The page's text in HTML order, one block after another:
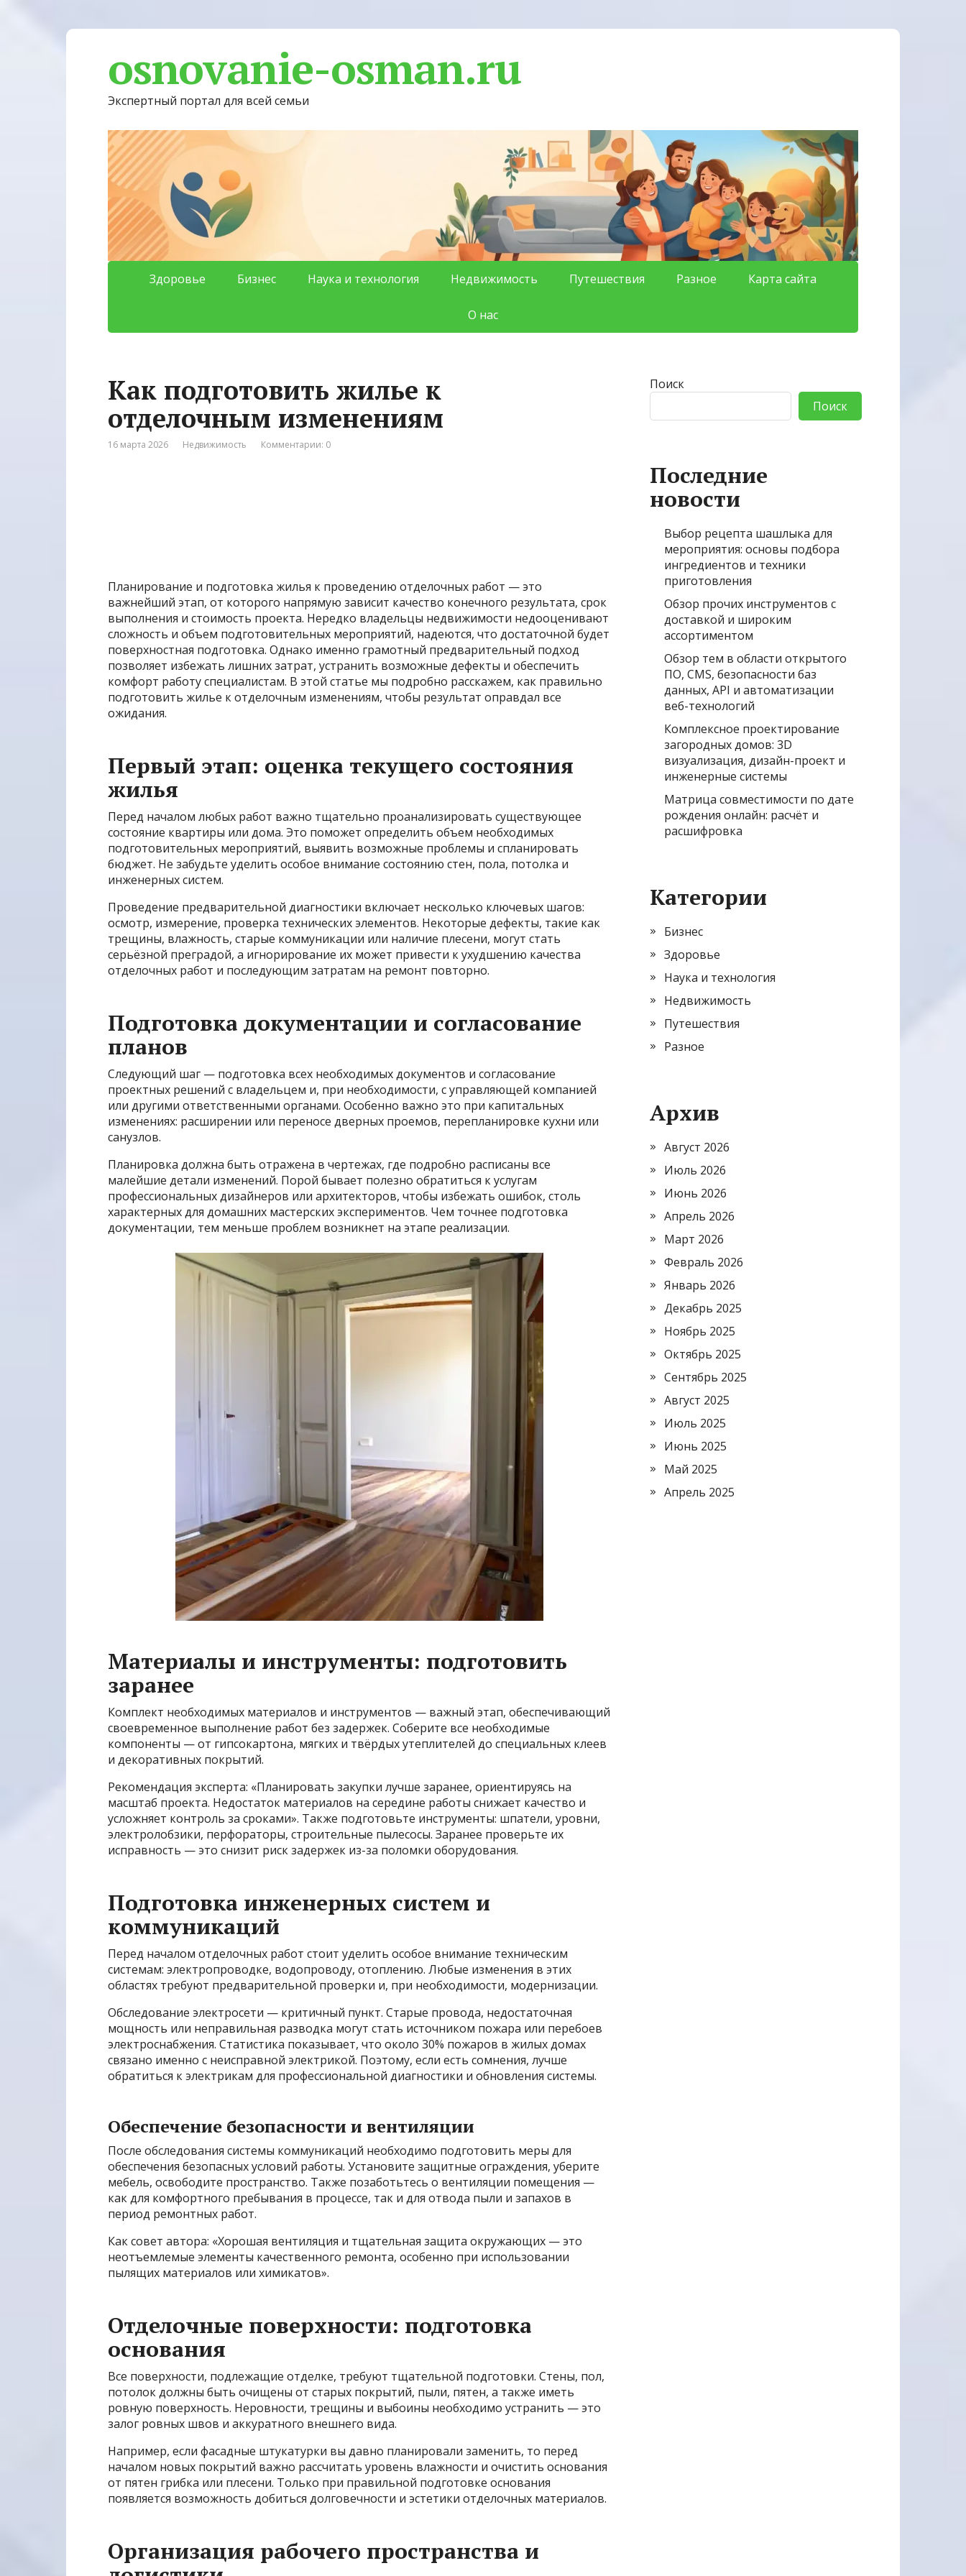
osnovanie-osman.ru
Экспертный портал для всей семьи
Здоровье Бизнес Наука и технология Недвижимость Путешествия Разное Карта сайта
О нас
Как подготовить жилье к
отделочным изменениям
16 марта 2026 Недвижимость Комментарии: 0
Планирование и подготовка жилья к проведению отделочных работ — это
важнейший этап, от которого напрямую зависит качество конечного результата, срок
выполнения и стоимость проекта. Нередко владельцы недвижимости недооценивают
сложность и объем подготовительных мероприятий, надеются, что достаточной будет
поверхностная подготовка. Однако именно грамотный предварительный подход
позволяет избежать лишних затрат, устранить возможные дефекты и обеспечить
комфорт работу специалистам. В этой статье мы подробно расскажем, как правильно
подготовить жилье к отделочным изменениям, чтобы результат оправдал все
ожидания.
Первый этап: оценка текущего состояния
жилья
Перед началом любых работ важно тщательно проанализировать существующее
состояние квартиры или дома. Это поможет определить объем необходимых
подготовительных мероприятий, выявить возможные проблемы и спланировать
бюджет. Не забудьте уделить особое внимание состоянию стен, пола, потолка и
инженерных систем.
Проведение предварительной диагностики включает несколько ключевых шагов:
осмотр, измерение, проверка технических элементов. Некоторые дефекты, такие как
трещины, влажность, старые коммуникации или наличие плесени, могут стать
серьёзной преградой, а игнорирование их может привести к ухудшению качества
отделочных работ и последующим затратам на ремонт повторно.
Подготовка документации и согласование
планов
Следующий шаг — подготовка всех необходимых документов и согласование
проектных решений с владельцем и, при необходимости, с управляющей компанией
или другими ответственными органами. Особенно важно это при капитальных
изменениях: расширении или переносе дверных проемов, перепланировке кухни или
санузлов.
Планировка должна быть отражена в чертежах, где подробно расписаны все
малейшие детали изменений. Порой бывает полезно обратиться к услугам
профессиональных дизайнеров или архитекторов, чтобы избежать ошибок, столь
характерных для домашних мастерских экспериментов. Чем точнее подготовка
документации, тем меньше проблем возникнет на этапе реализации.
Материалы и инструменты: подготовить
заранее
Комплект необходимых материалов и инструментов — важный этап, обеспечивающий
своевременное выполнение работ без задержек. Соберите все необходимые
компоненты — от гипсокартона, мягких и твёрдых утеплителей до специальных клеев
и декоративных покрытий.
Рекомендация эксперта: «Планировать закупки лучше заранее, ориентируясь на
масштаб проекта. Недостаток материалов на середине работы снижает качество и
усложняет контроль за сроками». Также подготовьте инструменты: шпатели, уровни,
электролобзики, перфораторы, строительные пылесосы. Заранее проверьте их
исправность — это снизит риск задержек из-за поломки оборудования.
Подготовка инженерных систем и
коммуникаций
Перед началом отделочных работ стоит уделить особое внимание техническим
системам: электропроводке, водопроводу, отоплению. Любые изменения в этих
областях требуют предварительной проверки и, при необходимости, модернизации.
Обследование электросети — критичный пункт. Старые провода, недостаточная
мощность или неправильная разводка могут стать источником пожара или перебоев
электроснабжения. Статистика показывает, что около 30% пожаров в жилых домах
связано именно с неисправной электрикой. Поэтому, если есть сомнения, лучше
обратиться к электрикам для профессиональной диагностики и обновления системы.
Обеспечение безопасности и вентиляции
После обследования системы коммуникаций необходимо подготовить меры для
обеспечения безопасных условий работы. Установите защитные ограждения, уберите
мебель, освободите пространство. Также позаботьтесь о вентиляции помещения —
как для комфортного пребывания в процессе, так и для отвода пыли и запахов в
период ремонтных работ.
Как совет авторa: «Хорошая вентиляция и тщательная защита окружающих — это
неотъемлемые элементы качественного ремонта, особенно при использовании
пылящих материалов или химикатов».
Отделочные поверхности: подготовка
основания
Все поверхности, подлежащие отделке, требуют тщательной подготовки. Стены, пол,
потолок должны быть очищены от старых покрытий, пыли, пятен, а также иметь
ровную поверхность. Неровности, трещины и выбоины необходимо устранить — это
залог ровных швов и аккуратного внешнего вида.
Например, если фасадные штукатурки вы давно планировали заменить, то перед
началом новых покрытий важно рассчитать уровень влажности и очистить основания
от пятен грибка или плесени. Только при правильной подготовке основания
появляется возможность добиться долговечности и эстетики отделочных материалов.
Организация рабочего пространства и
Поиск
Поиск
Последние
новости
Выбор рецепта шашлыка для
мероприятия: основы подбора
ингредиентов и техники
приготовления
Обзор прочих инструментов с
доставкой и широким
ассортиментом
Обзор тем в области открытого
ПО, CMS, безопасности баз
данных, API и автоматизации
веб-технологий
Комплексное проектирование
загородных домов: 3D
визуализация, дизайн-проект и
инженерные системы
Матрица совместимости по дате
рождения онлайн: расчёт и
расшифровка
Категории
Бизнес
Здоровье
Наука и технология
Недвижимость
Путешествия
Разное
Архив
Август 2026
Июль 2026
Июнь 2026
Апрель 2026
Март 2026
Февраль 2026
Январь 2026
Декабрь 2025
Ноябрь 2025
Октябрь 2025
Сентябрь 2025
Август 2025
Июль 2025
Июнь 2025
Май 2025
Апрель 2025